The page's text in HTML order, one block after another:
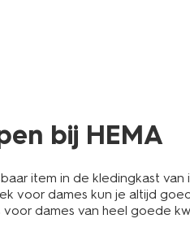
bij HEMA
item in de kledingkast
voor dames kun je altijd
dames van heel goede